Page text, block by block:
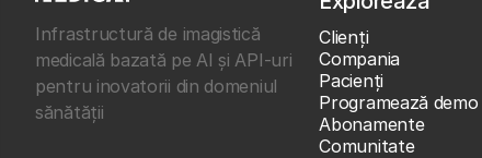
Infrastructură de imagistică
medicală bazată pe AI și API-uri
pentru inovatorii din domeniul
sănătății
Clienţi
Compania
Pacienți
Programează demo
Abonamente
Comunitate